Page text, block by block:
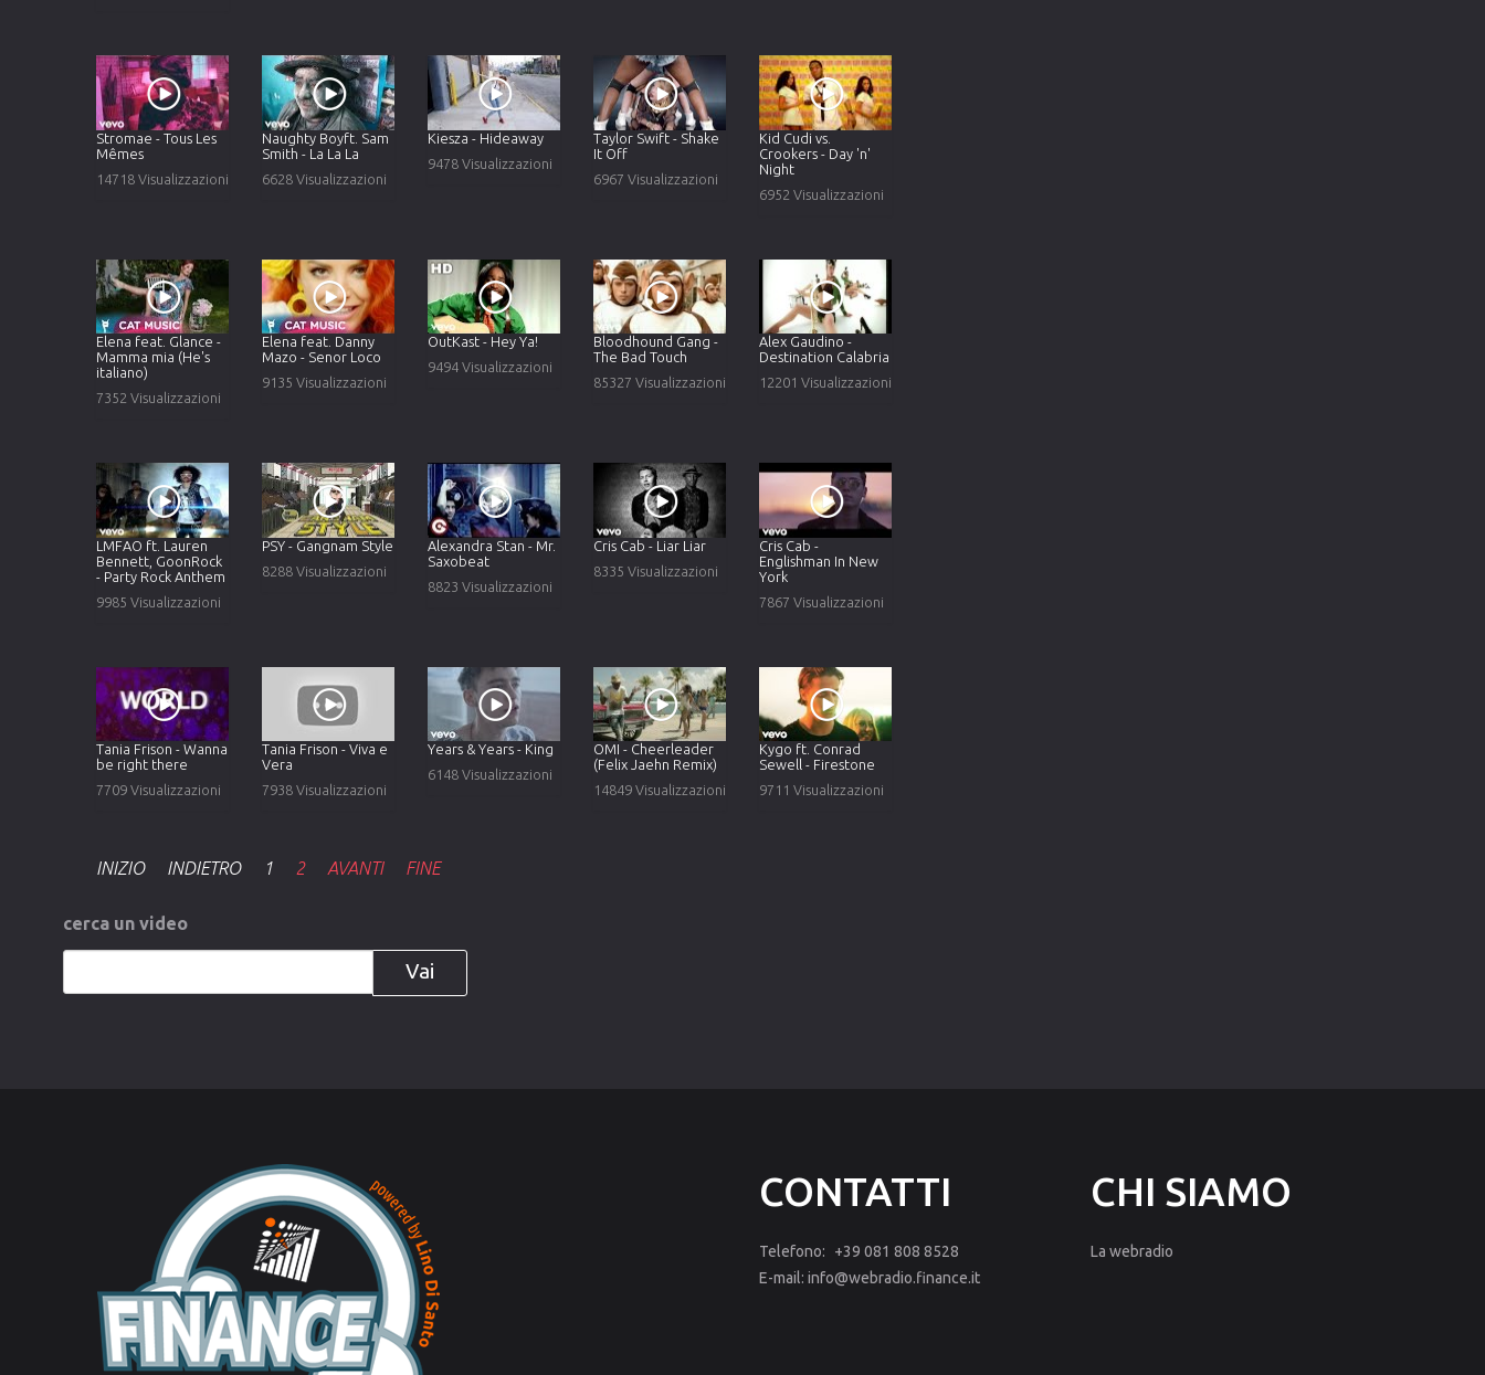
Stromae - Tous Les
Mêmes
14718 Visualizzazioni
Naughty Boyft. Sam
Smith - La La La
6628 Visualizzazioni
Kiesza - Hideaway
9478 Visualizzazioni
Taylor Swift - Shake
It Off
6967 Visualizzazioni
Kid Cudi vs.
Crookers - Day 'n'
Night
6952 Visualizzazioni
Elena feat. Glance -
Mamma mia (He's
italiano)
7352 Visualizzazioni
Elena feat. Danny
Mazo - Senor Loco
9135 Visualizzazioni
OutKast - Hey Ya!
9494 Visualizzazioni
Bloodhound Gang -
The Bad Touch
85327 Visualizzazioni
Alex Gaudino -
Destination Calabria
12201 Visualizzazioni
LMFAO ft. Lauren
Bennett, GoonRock
- Party Rock Anthem
9985 Visualizzazioni
PSY - Gangnam Style
8288 Visualizzazioni
Alexandra Stan - Mr.
Saxobeat
8823 Visualizzazioni
Cris Cab - Liar Liar
8335 Visualizzazioni
Cris Cab -
Englishman In New
York
7867 Visualizzazioni
Tania Frison - Wanna
be right there
7709 Visualizzazioni
Tania Frison - Viva e
Vera
7938 Visualizzazioni
Years & Years - King
6148 Visualizzazioni
OMI - Cheerleader
(Felix Jaehn Remix)
14849 Visualizzazioni
Kygo ft. Conrad
Sewell - Firestone
9711 Visualizzazioni
INIZIO INDIETRO 1 2 AVANTI FINE
cerca un video
Vai
CONTATTI
Telefono:
+39 081 808 8528
E-mail: info@webradio.finance.it
CHI SIAMO
La webradio